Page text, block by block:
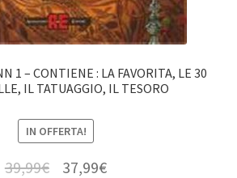
1 – CONTIENE : LA FAVORITA, LE 30
IL TATUAGGIO, IL TESORO
IN OFFERTA!
39,99€ 37,99€